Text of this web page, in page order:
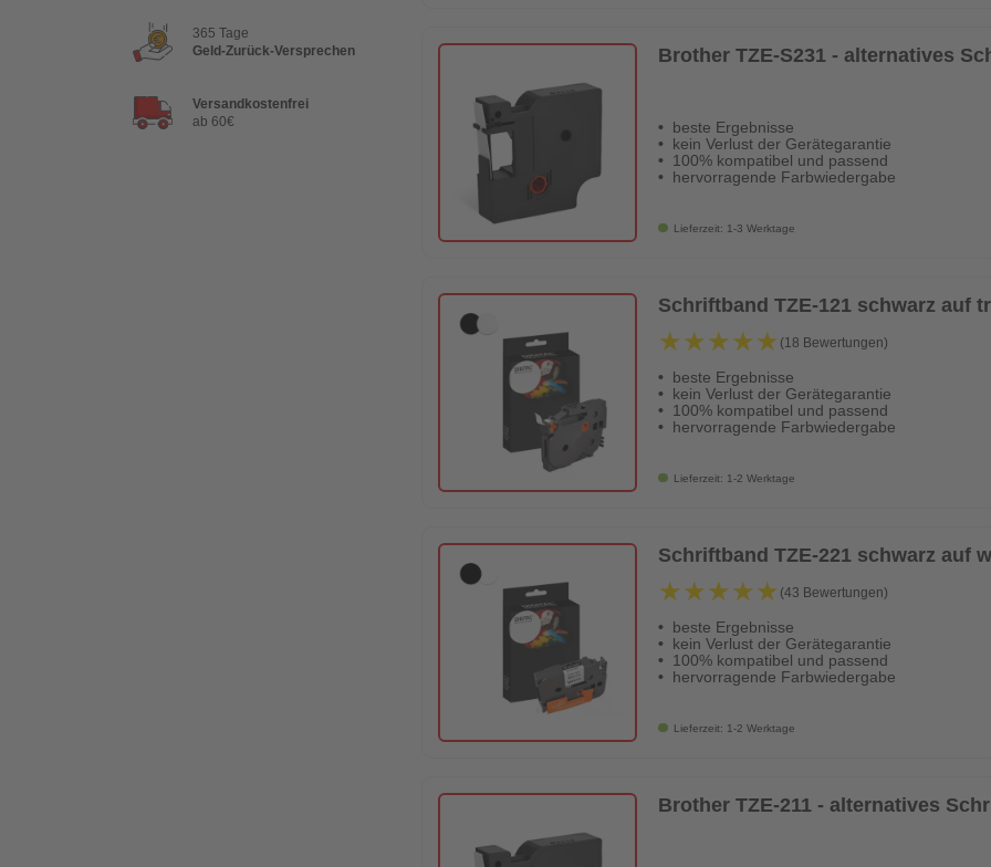
365 Tage
Geld-Zurück-Versprechen
Versandkostenfrei
ab 60€
Brother TZE-S231 - alternatives
beste Ergebnisse
kein Verlust der Gerätegarantie
100% kompatibel und passend
hervorragende Farbwiedergabe
Lieferzeit: 1-3 Werktage
Schriftband TZE-121 schwarz auf
★★★★★
★★★★★ (18 Bewertungen)
beste Ergebnisse
kein Verlust der Gerätegarantie
100% kompatibel und passend
hervorragende Farbwiedergabe
Lieferzeit: 1-2 Werktage
Schriftband TZE-221 schwarz auf
★★★★★
★★★★★ (43 Bewertungen)
beste Ergebnisse
kein Verlust der Gerätegarantie
100% kompatibel und passend
hervorragende Farbwiedergabe
Lieferzeit: 1-2 Werktage
Brother TZE-211 - alternatives